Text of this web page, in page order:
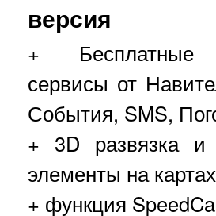
версия
+ Бесплатные
сервисы от
События, SMS,
+ 3D развязка и
элементы на картах
+ функция